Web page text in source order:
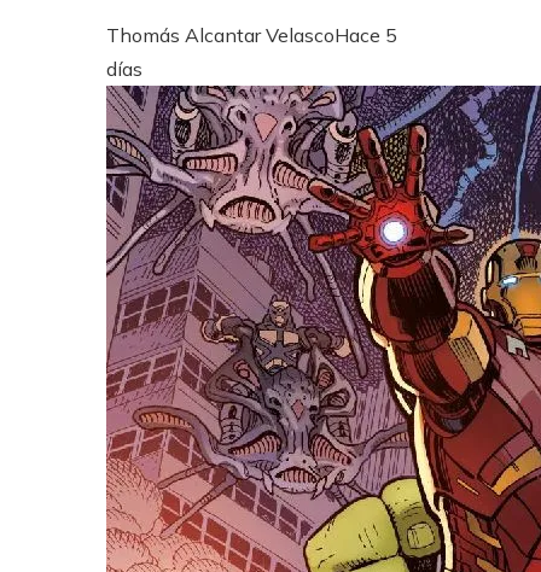
Thomás Alcantar VelascoHace 5
días